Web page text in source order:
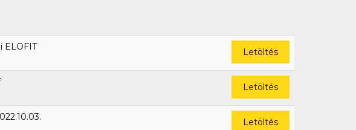
ELOFIT Letöltés
Letöltés
Letöltés